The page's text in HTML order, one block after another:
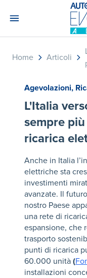
Home Articoli
Agevolazioni,
L'Italia
sempre
ricarica
Anche in Italia
elettriche sta
investimenti
avanzate. Il
nostro Paese
una rete di
espansione, che
trasporto
punti di ricarica
60.000 unità (
installazioni